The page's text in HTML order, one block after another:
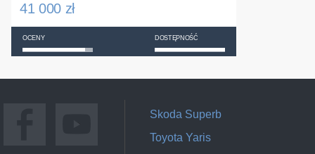
41 000 zł
OCENY DOSTĘPNOŚĆ
Skoda Superb
Toyota Yaris